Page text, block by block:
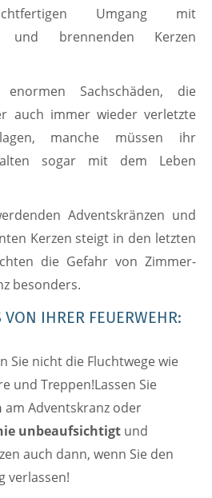
Umgang mit
und brennenden Kerzen
Sachschäden, die
auch immer wieder verletzte
manche müssen ihr
sogar mit dem Leben
Adventskränzen und
Kerzen steigt in den letzten
die Gefahr von Zimmer-
besonders.
IHRER FEUERWEHR:
Sie nicht die Fluchtwege wie
und Treppen!Lassen Sie
am Adventskranz oder
unbeaufsichtigt und
auch dann, wenn Sie den
verlassen!